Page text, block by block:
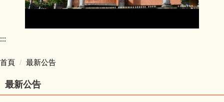
:::
首頁 最新公告
最新公告